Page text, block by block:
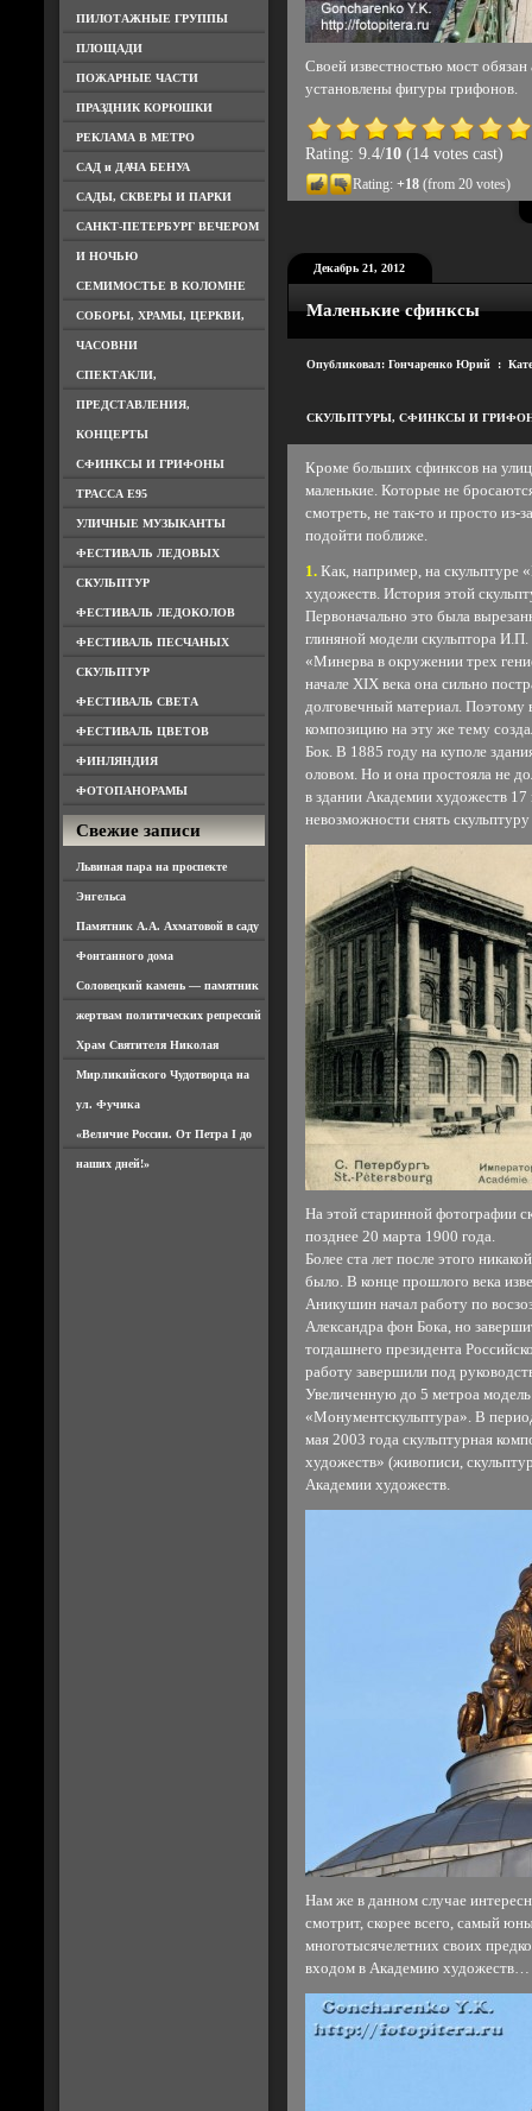
ПИЛОТАЖНЫЕ ГРУППЫ
ПЛОЩАДИ
ПОЖАРНЫЕ ЧАСТИ
ПРАЗДНИК КОРЮШКИ
РЕКЛАМА В МЕТРО
САД и ДАЧА БЕНУА
САДЫ, СКВЕРЫ И ПАРКИ
САНКТ-ПЕТЕРБУРГ ВЕЧЕРОМ
И НОЧЬЮ
СЕМИМОСТЬЕ В КОЛОМНЕ
СОБОРЫ, ХРАМЫ, ЦЕРКВИ,
ЧАСОВНИ
СПЕКТАКЛИ,
ПРЕДСТАВЛЕНИЯ,
КОНЦЕРТЫ
СФИНКСЫ И ГРИФОНЫ
ТРАССА Е95
УЛИЧНЫЕ МУЗЫКАНТЫ
ФЕСТИВАЛЬ ЛЕДОВЫХ
СКУЛЬПТУР
ФЕСТИВАЛЬ ЛЕДОКОЛОВ
ФЕСТИВАЛЬ ПЕСЧАНЫХ
СКУЛЬПТУР
ФЕСТИВАЛЬ СВЕТА
ФЕСТИВАЛЬ ЦВЕТОВ
ФИНЛЯНДИЯ
ФОТОПАНОРАМЫ
Свежие записи
Львиная пара на проспекте
Энгельса
Памятник А.А. Ахматовой в саду
Фонтанного дома
Соловецкий камень — памятник
жертвам политических репрессий
Храм Святителя Николая
Мирликийского Чудотворца на
ул. Фучика
«Величие России. От Петра I до
наших дней!»
Своей известностью мост
установлены фигуры грифонов.
Rating: 9.4/10(14 votes cast)
Rating: +18(from 20 votes)
Декабрь 21, 2012
Маленькие сфинксы
Опубликовал: Гончаренко Юрий :
СКУЛЬПТУРЫ, СФИНКСЫ И
Кроме больших сфинксов на
маленькие. Которые не
смотреть, не так-то и просто из-
подойти поближе.
1. Как, например, на скульптуре
художеств. История этой
Первоначально это была
глиняной модели скульптора
«Минерва в окружении трех
начале XIX века она сильно
долговечный материал. Поэтому
композицию на эту же тему
Бок. В 1885 году на куполе
оловом. Но и она простояла не
в здании Академии художеств 17
невозможности снять
На этой старинной фотографии
позднее 20 марта 1900 года.
Более ста лет после этого
было. В конце прошлого века
Аникушин начал работу по
Александра фон Бока, но
тогдашнего президента
работу завершили под
Увеличенную до 5 метроа
«Монументскульптура». В
мая 2003 года скульптурная
художеств» (живописи,
Академии художеств.
Нам же в данном случае
смотрит, скорее всего, самый
многотысячелетних своих
входом в Академию художеств…